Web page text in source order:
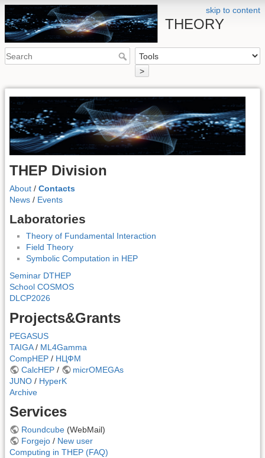
skip to content
THEORY
>
THEP Division
About / Contacts
News / Events
Laboratories
Theory of Fundamental Interaction
Field Theory
Symbolic Computation in HEP
Seminar DTHEP
School COSMOS
DLCP2026
Projects&Grants
PEGASUS
TAIGA/ ML4Gamma
CompHEP / НЦФМ
CalcHEP/
micrOMEGAs
JUNO / HyperK
Archive
Services
Roundcube(WebMail)
Forgejo/ New user
Computing in THEP (FAQ)